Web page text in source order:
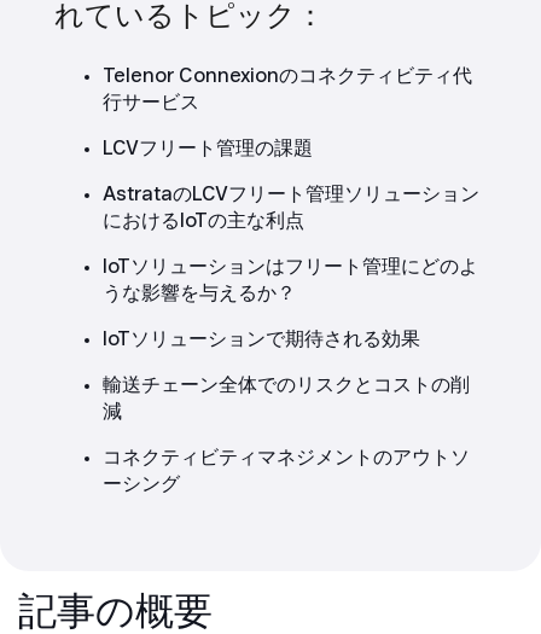
れているトピック：
Telenor Connexionのコネクティビティ代
行サービス
LCVフリート管理の課題
AstrataのLCVフリート管理ソリューション
におけるIoTの主な利点
IoTソリューションはフリート管理にどのよ
うな影響を与えるか？
IoTソリューションで期待される効果
輸送チェーン全体でのリスクとコストの削
減
コネクティビティマネジメントのアウトソ
ーシング
記事の概要